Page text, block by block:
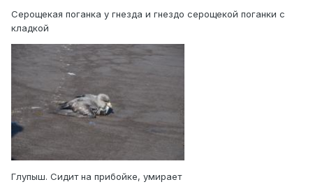
Серощекая поганка у гнезда и гнездо серощекой поганки с
кладкой
Глупыш. Сидит на прибойке, умирает